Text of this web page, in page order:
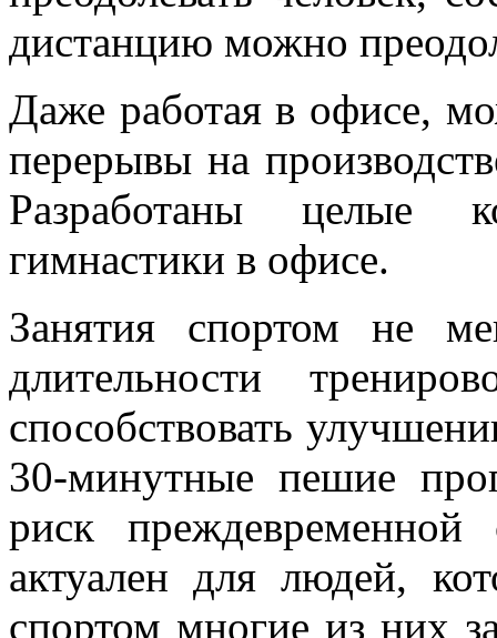
дистанцию можно
Даже работая в офисе,
перерывы на
Разработаны целые
гимнастики в офисе.
Занятия спортом не
длительности
способствовать
30-минутные пешие
риск
актуален для людей,
спортом многие из них